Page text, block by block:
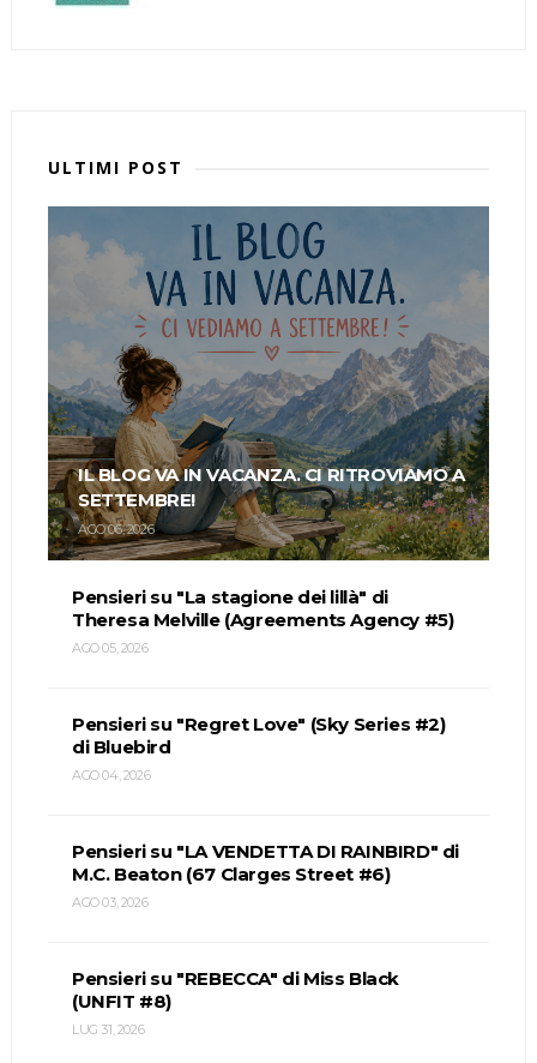
ULTIMI POST
IL BLOG VA IN VACANZA. CI RITROVIAMO A
SETTEMBRE!
AGO 06, 2026
Pensieri su "La stagione dei lillà" di
Theresa Melville (Agreements Agency #5)
AGO 05, 2026
Pensieri su "Regret Love" (Sky Series #2)
di Bluebird
AGO 04, 2026
Pensieri su "LA VENDETTA DI RAINBIRD" di
M.C. Beaton (67 Clarges Street #6)
AGO 03, 2026
Pensieri su "REBECCA" di Miss Black
(UNFIT #8)
LUG 31, 2026